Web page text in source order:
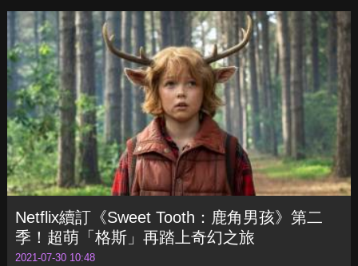
Netflix續訂《Sweet Tooth：鹿角男孩》第二
季！超萌「格斯」再踏上奇幻之旅
2021-07-30 10:48